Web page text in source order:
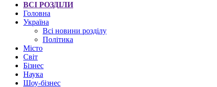
ВСІ РОЗДІЛИ
Головна
Україна
Всі новини розділу
Політика
Місто
Світ
Бізнес
Наука
Шоу-бізнес